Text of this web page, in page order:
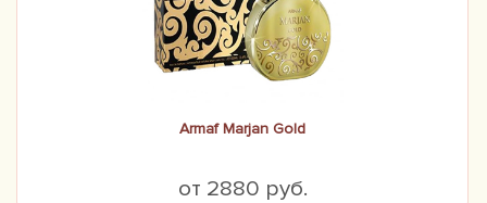
Armaf Marjan Gold
от 2880 руб.